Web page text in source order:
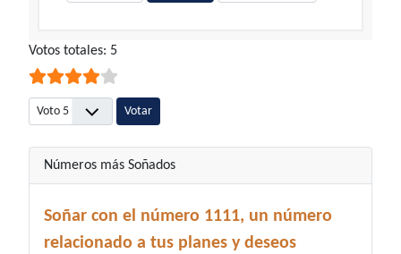
Ratio:4/5
Votos totales: 5
Por favor, vote
Números más Soñados
Soñar con el número 1111, un número
relacionado a tus planes y deseos